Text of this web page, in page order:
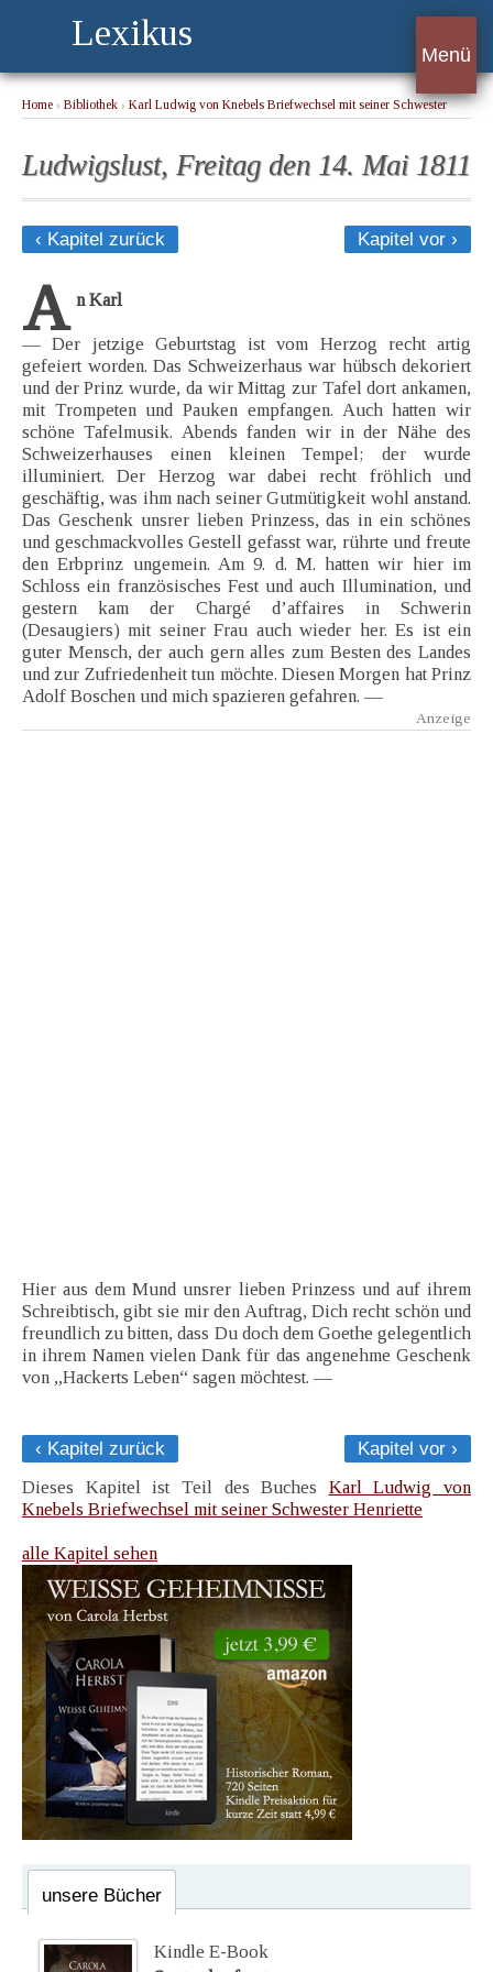
Lexikus
Menü
Home › Bibliothek › Karl Ludwig von Knebels Briefwechsel mit seiner Schwester
Ludwigslust, Freitag den 14. Mai 1811
‹ Kapitel zurück Kapitel vor ›
A n Karl
— Der jetzige Geburtstag ist vom Herzog recht artig
gefeiert worden. Das Schweizerhaus war hübsch dekoriert
und der Prinz wurde, da wir Mittag zur Tafel dort ankamen,
mit Trompeten und Pauken empfangen. Auch hatten wir
schöne Tafelmusik. Abends fanden wir in der Nähe des
Schweizerhauses einen kleinen Tempel; der wurde
illuminiert. Der Herzog war dabei recht fröhlich und
geschäftig, was ihm nach seiner Gutmütigkeit wohl anstand.
Das Geschenk unsrer lieben Prinzess, das in ein schönes
und geschmackvolles Gestell gefasst war, rührte und freute
den Erbprinz ungemein. Am 9. d. M. hatten wir hier im
Schloss ein französisches Fest und auch Illumination, und
gestern kam der Chargé d’affaires in Schwerin
(Desaugiers) mit seiner Frau auch wieder her. Es ist ein
guter Mensch, der auch gern alles zum Besten des Landes
und zur Zufriedenheit tun möchte. Diesen Morgen hat Prinz
Adolf Boschen und mich spazieren gefahren. —
Hier aus dem Mund unsrer lieben Prinzess und auf ihrem
Schreibtisch, gibt sie mir den Auftrag, Dich recht schön und
freundlich zu bitten, dass Du doch dem Goethe gelegentlich
in ihrem Namen vielen Dank für das angenehme Geschenk
von „Hackerts Leben“ sagen möchtest. —
‹ Kapitel zurück
Kapitel vor ›
Dieses Kapitel ist Teil des Buches Karl Ludwig von
Knebels Briefwechsel mit seiner Schwester Henriette
alle Kapitel sehen
unsere Bücher
Kindle E-Book